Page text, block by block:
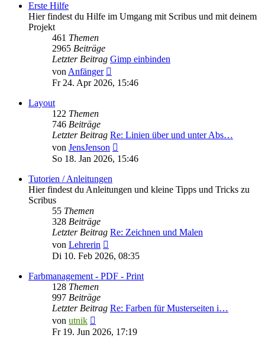
Erste Hilfe
Hier findest du Hilfe im Umgang mit Scribus und mit deinem
Projekt
461 Themen
2965 Beiträge
Letzter Beitrag Gimp einbinden
von Anfänger
Beitrag
Fr 24. Apr 2026, 15:46
Layout
122 Themen
746 Beiträge
Letzter Beitrag Re: Linien über und unter Abs…
von JensJenson
Beitrag
So 18. Jan 2026, 15:46
Tutorien / Anleitungen
Hier findest du Anleitungen und kleine Tipps und Tricks zu
Scribus
55 Themen
328 Beiträge
Letzter Beitrag Re: Zeichnen und Malen
von Lehrerin
Beitrag
Di 10. Feb 2026, 08:35
Farbmanagement - PDF - Print
128 Themen
997 Beiträge
Letzter Beitrag Re: Farben für Musterseiten i…
von utnik
Beitrag
Fr 19. Jun 2026, 17:19